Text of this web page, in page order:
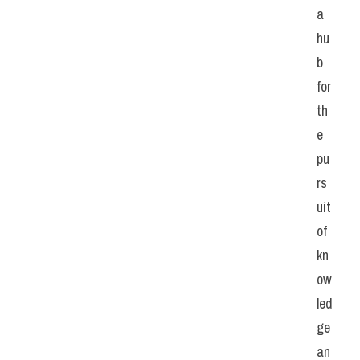
a
hu
b
for
th
e
pu
rs
uit
of
kn
ow
led
ge
an